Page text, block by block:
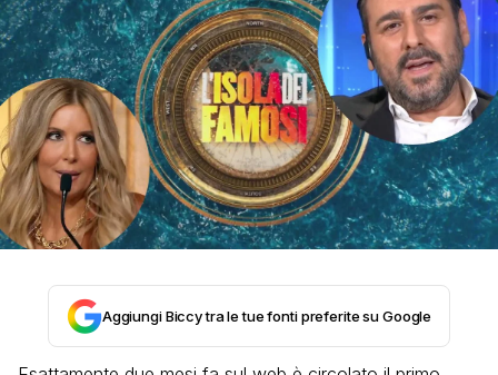
Aggiungi Biccy tra le tue fonti preferite su Google